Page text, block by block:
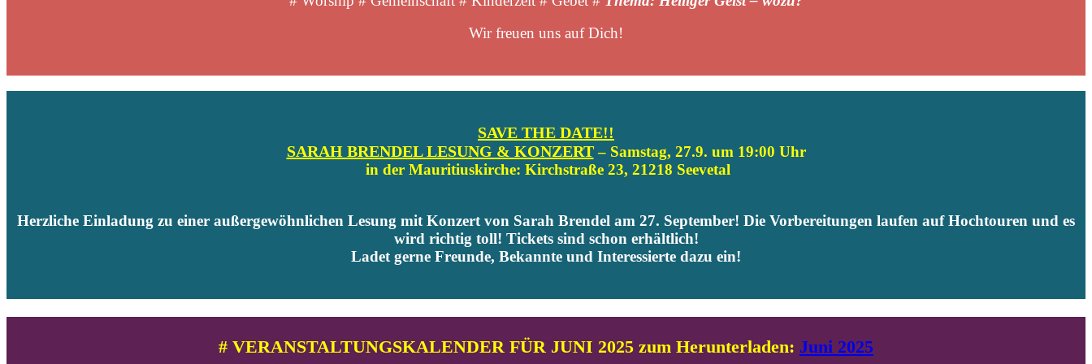
Wir freuen uns auf Dich!
SAVE THE DATE!!
SARAH BRENDEL LESUNG & KONZERT– Samstag, 27.9. um 19:00 Uhr
in der Mauritiuskirche: Kirchstraße 23, 21218 Seevetal
Herzliche Einladung zu einer außergewöhnlichen Lesung mit Konzert von Sarah Brendel am 27. September! Die Vorbereitungen laufen auf Hochtouren und es
wird richtig toll! Tickets sind schon erhältlich!
Ladet gerne Freunde, Bekannte und Interessierte dazu ein!
# VERANSTALTUNGSKALENDER FÜR JUNI 2025 zum Herunterladen: Juni 2025